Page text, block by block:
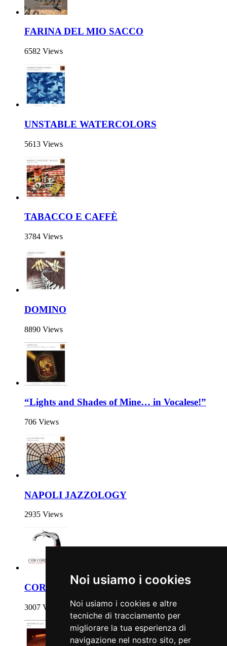
Noi usiamo i cookies
Noi usiamo i cookies e altre
tecniche di tracciamento per
migliorare la tua esperienza di
navigazione nel nostro sito, per
FARINA DEL MIO SACCO
6582 Views
UNSTABLE WATERCOLORS
5613 Views
TABACCO E CAFFÈ
3784 Views
DOMINO
8890 Views
“Lights and Shades of Mine… in Vocalese!”
706 Views
NAPOLI JAZZOLOGY
2935 Views
COR CORDIS
3007 Views